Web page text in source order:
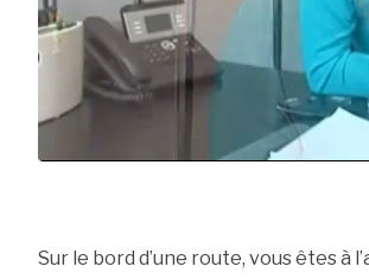
Sur le bord d’une route, vous êtes à